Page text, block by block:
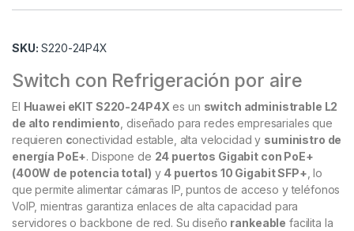
SKU: S220-24P4X
Switch con Refrigeración por aire
El Huawei eKIT S220-24P4X es un switch administrable L2
de alto rendimiento , diseñado para redes empresariales que
requieren conectividad estable, alta velocidad y suministro de
energía PoE+. Dispone de 24 puertos Gigabit con PoE+
(400W de potencia total) y 4 puertos 10 Gigabit SFP+ , lo
que permite alimentar cámaras IP, puntos de acceso y teléfonos
VoIP, mientras garantiza enlaces de alta capacidad para
servidores o backbone de red. Su diseño rankeable facilita la